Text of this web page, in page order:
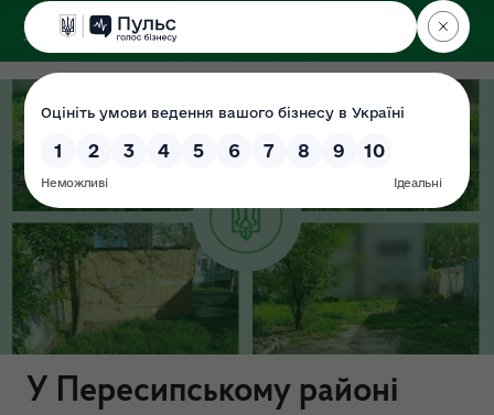
ДЕРЖЕКОІНСПЕКЦІЯ
У Пересипському районі